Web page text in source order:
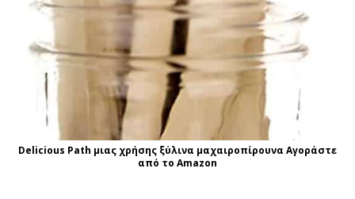
Delicious Path μιας χρήσης ξύλινα μαχαιροπίρουνα Αγοράστε
από το Amazon